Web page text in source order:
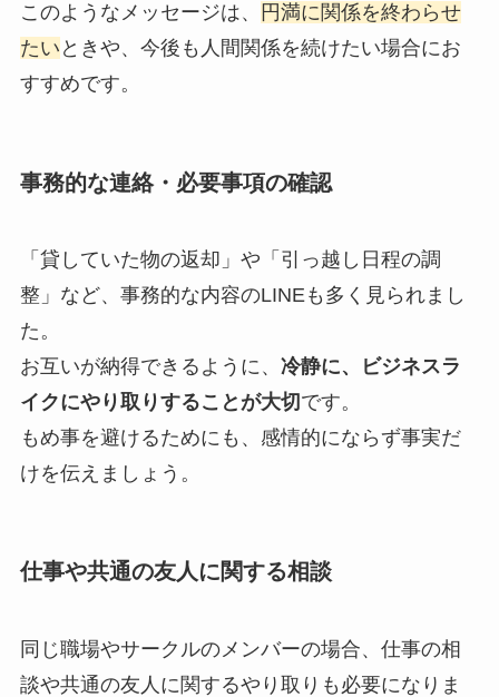
このようなメッセージは、
円満に関係を終わらせ
たい ときや、今後も人間関係を続けたい場合にお
すすめです。
事務的な連絡・必要事項の確認
「貸していた物の返却」や「引っ越し日程の調
整」など、事務的な内容のLINEも多く見られまし
た。
お互いが納得できるように、 冷静に、ビジネスラ
イクにやり取りすることが大切 です。
もめ事を避けるためにも、感情的にならず事実だ
けを伝えましょう。
仕事や共通の友人に関する相談
同じ職場やサークルのメンバーの場合、仕事の相
談や共通の友人に関するやり取りも必要になりま